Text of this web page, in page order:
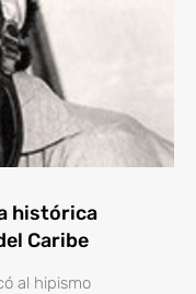
histórica
Caribe
al hipismo